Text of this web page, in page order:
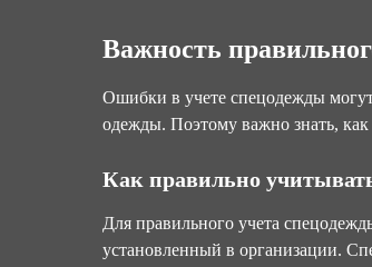
Важность
Ошибки в учете спецодежды
одежды. Поэтому важно знать, как
Как правильно
Для правильного учета
установленный в организации.